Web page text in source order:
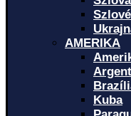
AMERIKA
Kuba